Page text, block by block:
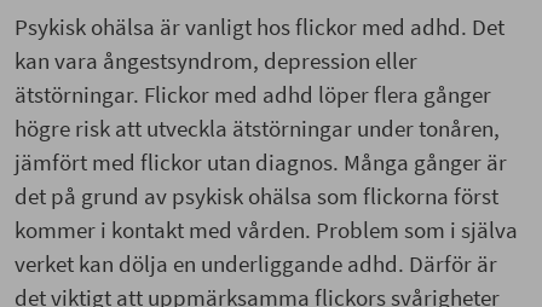
Psykisk ohälsa är vanligt hos flickor med adhd. Det
kan vara ångestsyndrom, depression eller
ätstörningar. Flickor med adhd löper flera gånger
högre risk att utveckla ätstörningar under tonåren,
jämfört med flickor utan diagnos. Många gånger är
det på grund av psykisk ohälsa som flickorna först
kommer i kontakt med vården. Problem som i själva
verket kan dölja en underliggande adhd. Därför är
det viktigt att uppmärksamma flickors svårigheter